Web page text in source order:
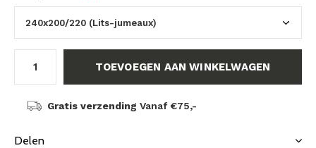
TOEVOEGEN AAN WINKELWAGEN
Gratis verzending Vanaf €75,-
Delen